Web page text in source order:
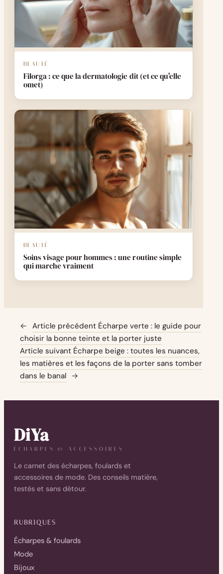
BEAUTÉ
Filorga : ce que la dermatologie dit (et ce qu'elle
omet)
BEAUTÉ
Soins visage pour hommes : une routine simple
qui marche vraiment
← Article précédent Écharpe verte : le guide pour
choisir la bonne teinte et la porter juste
Article suivant Écharpe beige : toutes les nuances,
les matières et les façons de la porter sans tomber
dans le banal →
DiYa
ÉCHARPES & ACCESSOIRES
Le carnet des écharpes, foulards et
accessoires de mode. Des conseils matière,
testés et sans détour.
RUBRIQUES
Écharpes & foulards
Mode
Bijoux